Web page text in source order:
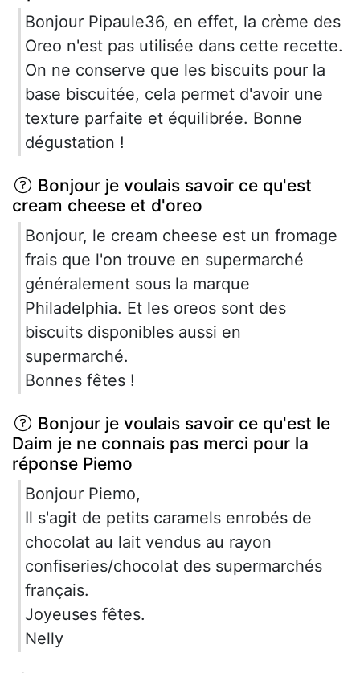
Bonjour Pipaule36, en effet, la crème des
Oreo n'est pas utilisée dans cette recette.
On ne conserve que les biscuits pour la
base biscuitée, cela permet d'avoir une
texture parfaite et équilibrée. Bonne
dégustation !
Bonjour je voulais savoir ce qu'est
cream cheese et d'oreo
Bonjour, le cream cheese est un fromage
frais que l'on trouve en supermarché
généralement sous la marque
Philadelphia. Et les oreos sont des
biscuits disponibles aussi en
supermarché.
Bonnes fêtes !
Bonjour je voulais savoir ce qu'est le
Daim je ne connais pas merci pour la
réponse Piemo
Bonjour Piemo,
Il s'agit de petits caramels enrobés de
chocolat au lait vendus au rayon
confiseries/chocolat des supermarchés
français.
Joyeuses fêtes.
Nelly